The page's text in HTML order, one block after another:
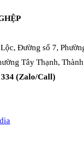
Đường số 7,
Tây Thạnh,
(Zalo/Call)